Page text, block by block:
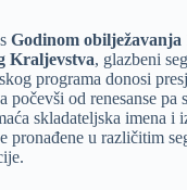
Godinom obilježavanja
Kraljevstva, glazbeni
programa donosi
počevši od renesanse pa
skladateljska imena i
pronađene u različitim